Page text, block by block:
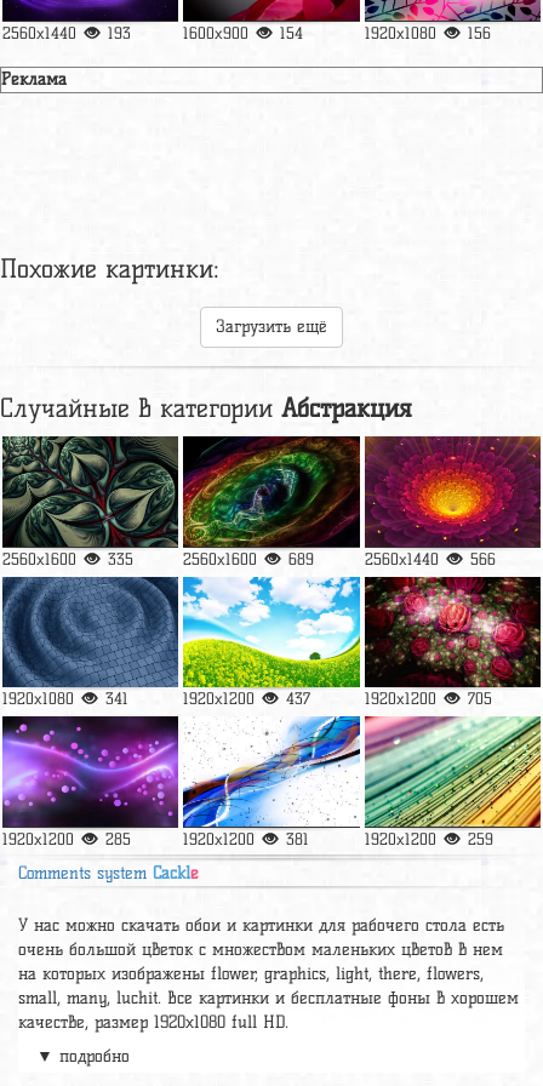
2560x1440 193 1600x900 154 1920x1080 156
Реклама
Похожие картинки:
Загрузить ещё
Случайные в категории Абстракция
2560x1600 335 2560x1600 689 2560x1440 566
1920x1080 341 1920x1200 437 1920x1200 705
1920x1200 285 1920x1200 381 1920x1200 259
Comments system Cackle
У нас можно скачать обои и картинки для рабочего стола есть
очень большой цветок с множеством маленьких цветов в нем
на которых изображены flower, graphics, light, there, flowers,
small, many, luchit. Все картинки и бесплатные фоны в хорошем
качестве, размер 1920х1080 full HD.
А так же можно найти много других картинок на нужную тему
▼ подробно